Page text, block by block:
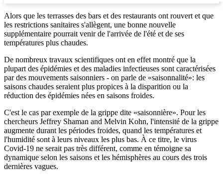
Alors que les terrasses des bars et des restaurants ont rouvert et que
les restrictions sanitaires s'allègent, une bonne nouvelle
supplémentaire pourrait venir de l'arrivée de l'été et de ses
températures plus chaudes.
De nombreux travaux scientifiques ont en effet montré que la
plupart des épidémies et des maladies infectieuses sont caractérisées
par des mouvements saisonniers - on parle de «saisonnalité»: les
saisons chaudes seraient plus propices à la disparition ou la
réduction des épidémies nées en saisons froides.
C'est le cas par exemple de la grippe dite «saisonnière». Pour les
chercheurs Jeffrey Shaman and Melvin Kohn, l'intensité de la grippe
augmente durant les périodes froides, quand les températures et
l'humidité sont à leurs niveaux les plus bas. À ce titre, le virus
Covid-19 ne serait pas très différent, comme en témoigne sa
dynamique selon les saisons et les hémisphères au cours des trois
dernières vagues.